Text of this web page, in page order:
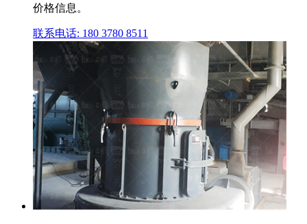
价格信息。
联系电话: 180 3780 8511